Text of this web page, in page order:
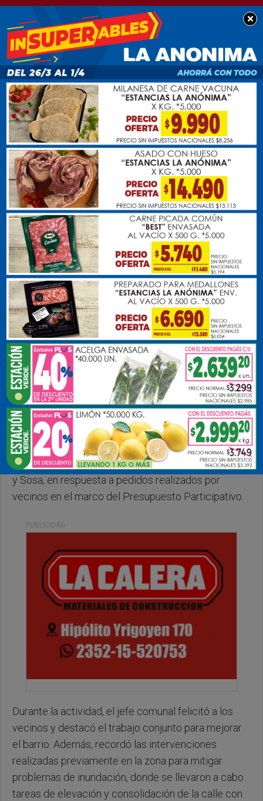
×
SOCIEDAD
Golía inauguró
luminarias LED en calle
Liniers
Sabado, 28 de Marzo de 2026 . 10:29 Hs.
El intendente municipal, Darío Golía, encabezó la
inauguración de nuevas luminarias LED en la calle
Liniers, en el tramo comprendido entre Fuerza Aérea
y Sosa, en respuesta a pedidos realizados por
vecinos en el marco del Presupuesto Participativo.
PUBLICIDAD
Durante la actividad, el jefe comunal felicitó a los
vecinos y destacó el trabajo conjunto para mejorar
el barrio. Además, recordó las intervenciones
realizadas previamente en la zona para mitigar
problemas de inundación, donde se llevaron a cabo
tareas de elevación y consolidación de la calle con